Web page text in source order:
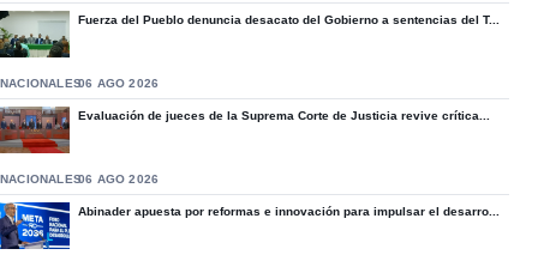
Fuerza del Pueblo denuncia desacato del Gobierno a sentencias del T...
NACIONALES06 AGO 2026
Evaluación de jueces de la Suprema Corte de Justicia revive crítica...
NACIONALES06 AGO 2026
Abinader apuesta por reformas e innovación para impulsar el desarro...